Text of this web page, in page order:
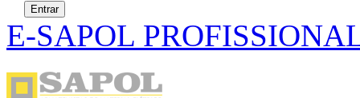
E-SAPOL